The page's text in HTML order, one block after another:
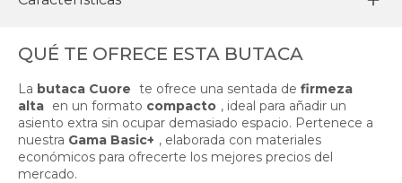
QUÉ TE OFRECE ESTA BUTACA
La butaca Cuore te ofrece una sentada de firmeza
alta en un formato compacto , ideal para añadir un
asiento extra sin ocupar demasiado espacio. Pertenece a
nuestra Gama Basic+ , elaborada con materiales
económicos para ofrecerte los mejores precios del
mercado.